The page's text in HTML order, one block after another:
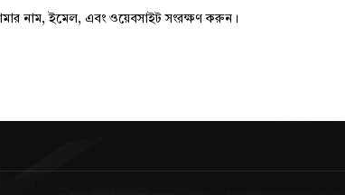
নাম, ইমেল, এবং ওয়েবসাইট সংরক্ষণ করুন।